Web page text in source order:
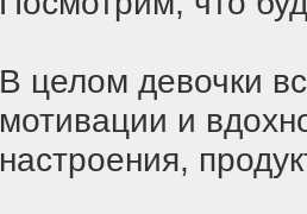
В целом девочки
мотивации и
настроения,